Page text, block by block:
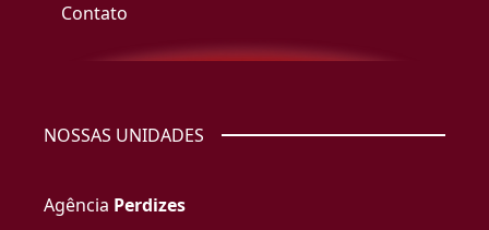
Contato
NOSSAS UNIDADES
Agência Perdizes